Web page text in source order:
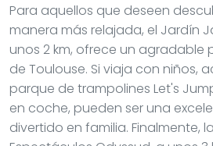
Para aquellos que deseen
manera más relajada, el Jardín
unos 2 km, ofrece un agradable
de Toulouse. Si viaja con niños,
parque de trampolines Let's
en coche, pueden ser una
divertido en familia. Finalmente,